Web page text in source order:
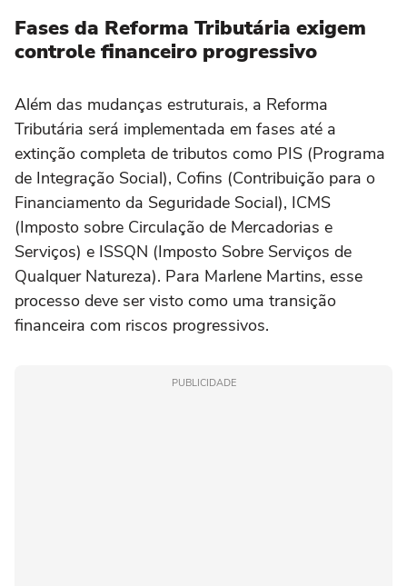
Fases da Reforma Tributária exigem
controle financeiro progressivo
Além das mudanças estruturais, a Reforma
Tributária será implementada em fases até a
extinção completa de tributos como PIS (Programa
de Integração Social), Cofins (Contribuição para o
Financiamento da Seguridade Social), ICMS
(Imposto sobre Circulação de Mercadorias e
Serviços) e ISSQN (Imposto Sobre Serviços de
Qualquer Natureza). Para Marlene Martins, esse
processo deve ser visto como uma transição
financeira com riscos progressivos.
PUBLICIDADE